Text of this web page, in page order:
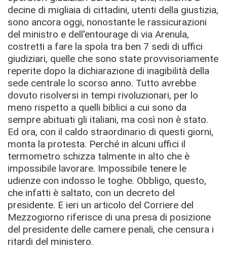
decine di migliaia di cittadini, utenti della giustizia,
sono ancora oggi, nonostante le rassicurazioni
del ministro e dell'entourage di via Arenula,
costretti a fare la spola tra ben 7 sedi di uffici
giudiziari, quelle che sono state provvisoriamente
reperite dopo la dichiarazione di inagibilità della
sede centrale lo scorso anno. Tutto avrebbe
dovuto risolversi in tempi rivoluzionari, per lo
meno rispetto a quelli biblici a cui sono da
sempre abituati gli italiani, ma così non è stato.
Ed ora, con il caldo straordinario di questi giorni,
monta la protesta. Perché in alcuni uffici il
termometro schizza talmente in alto che è
impossibile lavorare. Impossibile tenere le
udienze con indosso le toghe. Obbligo, questo,
che infatti è saltato, con un decreto del
presidente. E ieri un articolo del Corriere del
Mezzogiorno riferisce di una presa di posizione
del presidente delle camere penali, che censura i
ritardi del ministero.